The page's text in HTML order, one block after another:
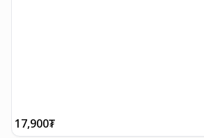
17,900₮